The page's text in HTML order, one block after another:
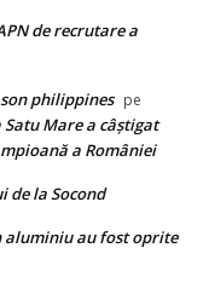
de recrutare a
philippines pe
Satu Mare a câștigat
a României
de la Socond
aluminiu au fost oprite